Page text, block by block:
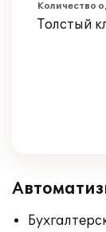
Количество
Толстый